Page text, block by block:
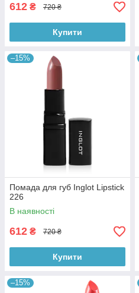
612 ₴ 720 ₴
Купити
–15%
Помада для губ Inglot Lipstick
226
В наявності
612 ₴ 720 ₴
Купити
–15%